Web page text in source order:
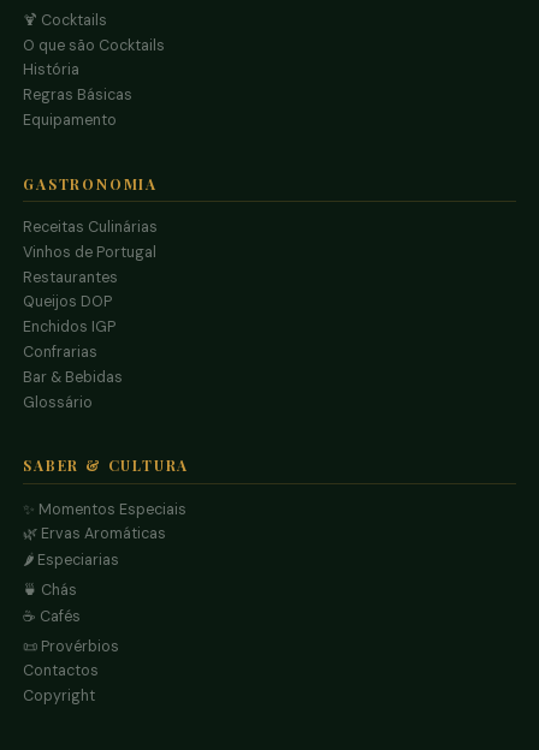
🍹 Cocktails
O que são Cocktails
História
Regras Básicas
Equipamento
GASTRONOMIA
Receitas Culinárias
Vinhos de Portugal
Restaurantes
Queijos DOP
Enchidos IGP
Confrarias
Bar & Bebidas
Glossário
SABER & CULTURA
✨ Momentos Especiais
🌿 Ervas Aromáticas
🌶️ Especiarias
🍵 Chás
☕ Cafés
📜 Provérbios
Contactos
Copyright